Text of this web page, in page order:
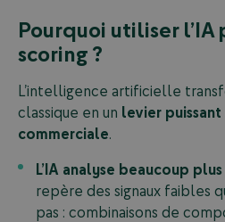
Pourquoi utiliser l’IA
scoring ?
L’intelligence artificielle
classique en un levier
commerciale.
L’IA analyse beaucoup
repère des signaux faibles
pas : combinaisons de